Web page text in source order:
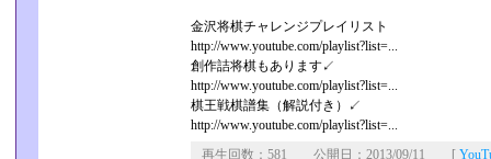
金沢将棋チャレンジプレイリスト
http://www.youtube.com/playlist?list=...
創作詰将棋もあります↙
http://www.youtube.com/playlist?list=...
棋王戦棋譜集（解説付き）↙
http://www.youtube.com/playlist?list=...
再生回数：581 公開日：2013/09/11 [